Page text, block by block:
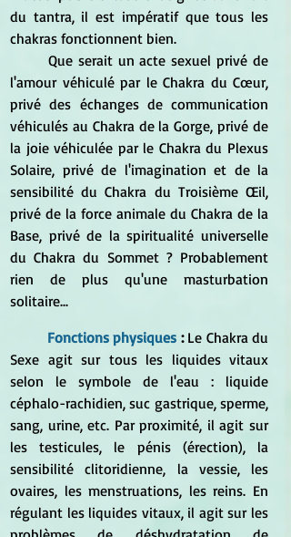
du tantra, il est impératif que tous les
chakras fonctionnent bien.
l'amour véhiculé par le Chakra du Cœur,
privé des échanges de communication
véhiculés au Chakra de la Gorge, privé de
la joie véhiculée par le Chakra du Plexus
Solaire, privé de l'imagination et de la
sensibilité du Chakra du Troisième Œil,
privé de la force animale du Chakra de la
Base, privé de la spiritualité universelle
du Chakra du Sommet ? Probablement
rien de plus qu'une masturbation
solitaire...
Fonctions physiques : Le Chakra du
Sexe agit sur tous les liquides vitaux
selon le symbole de l'eau : liquide
céphalo-rachidien, suc gastrique, sperme,
sang, urine, etc. Par proximité, il agit sur
les testicules, le pénis (érection), la
sensibilité clitoridienne, la vessie, les
ovaires, les menstruations, les reins. En
régulant les liquides vitaux, il agit sur les